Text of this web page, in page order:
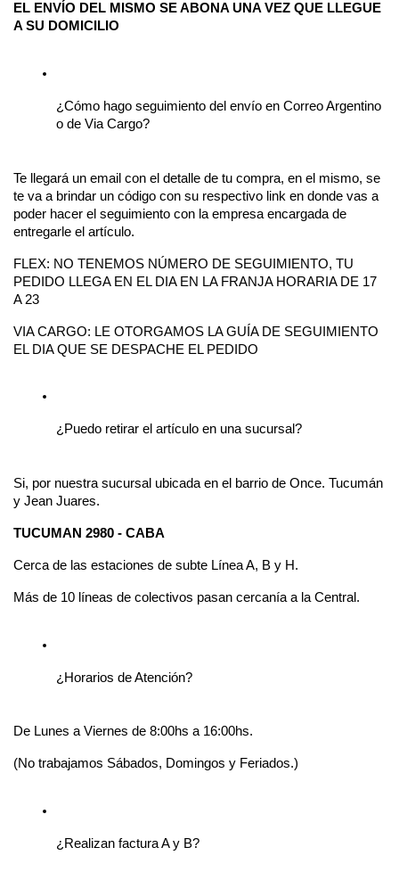
EL ENVÍO DEL MISMO SE ABONA UNA VEZ QUE LLEGUE
A SU DOMICILIO
¿Cómo hago seguimiento del envío en Correo Argentino
o de Via Cargo?
Te llegará un email con el detalle de tu compra, en el mismo, se
te va a brindar un código con su respectivo link en donde vas a
poder hacer el seguimiento con la empresa encargada de
entregarle el artículo.
FLEX: NO TENEMOS NÚMERO DE SEGUIMIENTO, TU
PEDIDO LLEGA EN EL DIA EN LA FRANJA HORARIA DE 17
A 23
VIA CARGO: LE OTORGAMOS LA GUÍA DE SEGUIMIENTO
EL DIA QUE SE DESPACHE EL PEDIDO
¿Puedo retirar el artículo en una sucursal?
Si, por nuestra sucursal ubicada en el barrio de Once. Tucumán
y Jean Juares.
TUCUMAN 2980 - CABA
Cerca de las estaciones de subte Línea A, B y H.
Más de 10 líneas de colectivos pasan cercanía a la Central.
¿Horarios de Atención?
De Lunes a Viernes de 8:00hs a 16:00hs.
(No trabajamos Sábados, Domingos y Feriados.)
¿Realizan factura A y B?